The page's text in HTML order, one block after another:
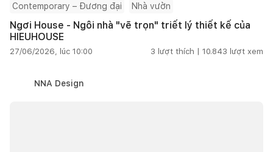
Contemporary – Đương đại Nhà vườn
Ngơi House - Ngôi nhà "vẽ trọn" triết lý thiết kế của
HIEUHOUSE
27/06/2026, lúc 10:00 3 lượt thích | 10.843 lượt xem
NNA Design